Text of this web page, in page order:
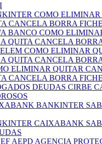
COMO
CANCELA BORRA
BANCO COMO
QUITA CANCELA
COMO ELIMINAR
QUITA CANCELA
ELIMINAR QUITAR
CANCELA BORRA
DEUDAS CIRBE
BANKINTER
CAIXABANK
AEPD AGENCIA